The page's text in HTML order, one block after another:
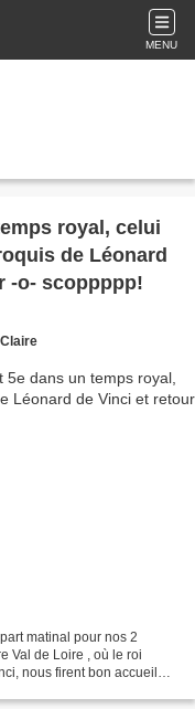
MENU
royal, celui
de Léonard
-o- scoppppp!
matinal pour nos 2
Val de Loire , où le roi
nous firent bon accueil